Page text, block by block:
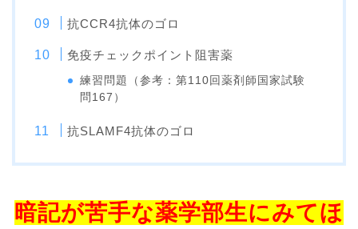
抗CCR4抗体のゴロ
免疫チェックポイント阻害薬
練習問題（参考：第110回薬剤師国家試験
問167）
抗SLAMF4抗体のゴロ
暗記が苦手な薬学部生にみてほ